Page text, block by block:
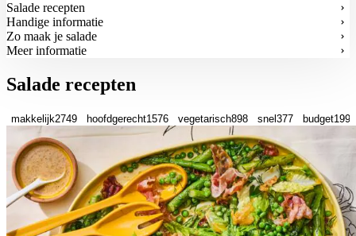
Salade recepten
Handige informatie
Zo maak je salade
Meer informatie
Salade recepten
makkelijk2749 hoofdgerecht1576 vegetarisch898 snel 377 budget199